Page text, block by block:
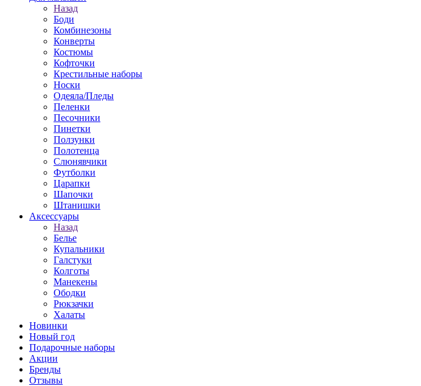
Назад
Боди
Комбинезоны
Конверты
Костюмы
Кофточки
Крестильные наборы
Носки
Одеяла/Пледы
Пеленки
Песочники
Пинетки
Ползунки
Полотенца
Слюнявчики
Футболки
Царапки
Шапочки
Штанишки
Аксессуары
Назад
Белье
Купальники
Галстуки
Колготы
Манекены
Ободки
Рюкзачки
Халаты
Новинки
Новый год
Подарочные наборы
Акции
Бренды
Отзывы